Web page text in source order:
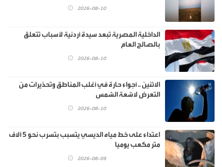
2026-08-10
الداخلية المصرية تبعد سيدة أردنية لأسباب تتعلق
بالصالح العام
2026-08-10
الاثنين .. أجواء حارة في أغلب المناطق وتحذيرات من
التعرض لاشعة الشمس
2026-08-10
اعتداء على خط مياه الديسي يتسبب بتسرب نحو 5 آلاف
متر مكعب يوميا
2026-08-09